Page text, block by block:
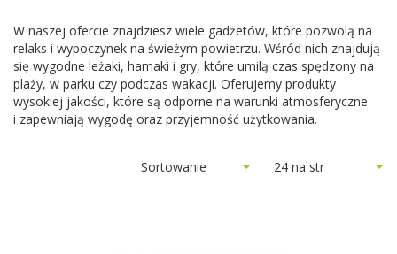
W naszej ofercie znajdziesz wiele gadżetów, które pozwolą na
relaks i wypoczynek na świeżym powietrzu. Wśród nich znajdują
się wygodne leżaki, hamaki i gry, które umilą czas spędzony na
plaży, w parku czy podczas wakacji. Oferujemy produkty
wysokiej jakości, które są odporne na warunki atmosferyczne
i zapewniają wygodę oraz przyjemność użytkowania.
Sortowanie 24 na str